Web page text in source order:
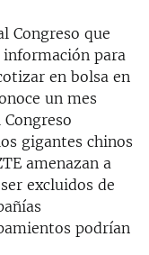
Congreso que
para
en bolsa en
un mes
gigantes chinos
amenazan a
excluidos de
podrían